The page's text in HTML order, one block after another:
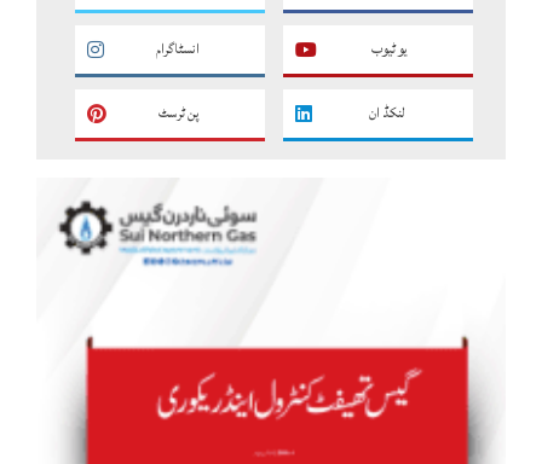
یو ٹیوب انسٹاگرام
لنکڈ ان پن ٹرسٹ